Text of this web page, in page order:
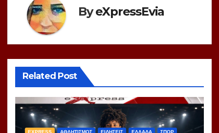
ByeXpressEvia
Related Post
EXPRESS ΑΘΛΗΤΙΣΜΟΣ ΕΙΔΗΣΕΙΣ ΕΛΛΑΔΑ ΣΠΟΡ